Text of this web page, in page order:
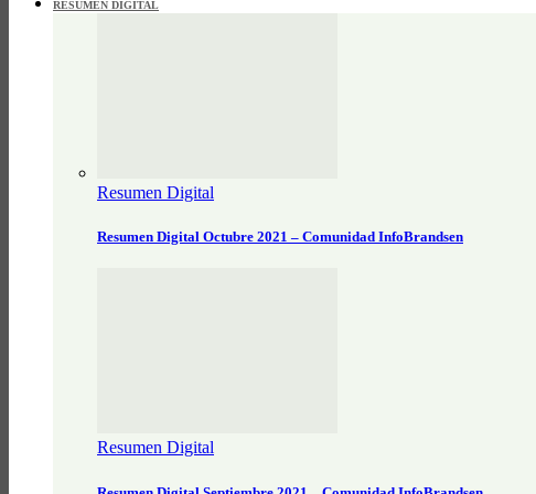
RESUMEN DIGITAL
Resumen Digital
Resumen Digital Octubre 2021 – Comunidad InfoBrandsen
Resumen Digital